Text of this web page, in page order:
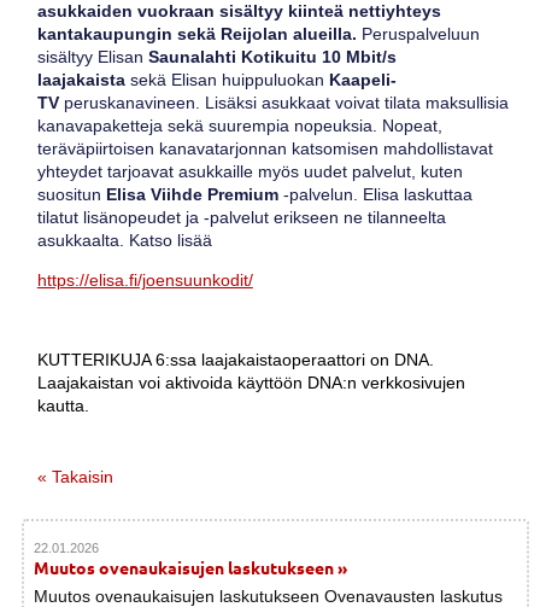
asukkaiden vuokraan sisältyy kiinteä nettiyhteys
kantakaupungin sekä Reijolan alueilla. Peruspalveluun
sisältyy Elisan Saunalahti Kotikuitu 10 Mbit/s
laajakaista sekä Elisan huippuluokan Kaapeli-
TV peruskanavineen. Lisäksi asukkaat voivat tilata maksullisia
kanavapaketteja sekä suurempia nopeuksia. Nopeat,
teräväpiirtoisen kanavatarjonnan katsomisen mahdollistavat
yhteydet tarjoavat asukkaille myös uudet palvelut, kuten
suositun Elisa Viihde Premium -palvelun. Elisa laskuttaa
tilatut lisänopeudet ja -palvelut erikseen ne tilanneelta
asukkaalta. Katso lisää
https://elisa.fi/joensuunkodit/
KUTTERIKUJA 6:ssa laajakaistaoperaattori on DNA.
Laajakaistan voi aktivoida käyttöön DNA:n verkkosivujen
kautta.
« Takaisin
22.01.2026
Muutos ovenaukaisujen laskutukseen »
Muutos ovenaukaisujen laskutukseen Ovenavausten laskutus